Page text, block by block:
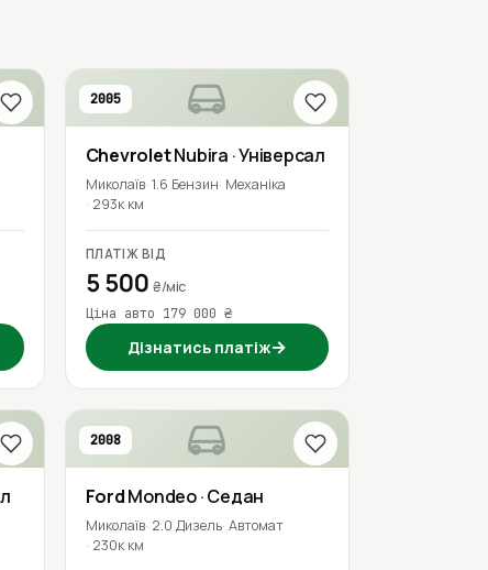
2005
ChevroletNubira · Універсал
Миколаїв 1.6 Бензин Механіка
293к км
ПЛАТІЖ ВІД
5 500 ₴/міс
Ціна авто 179 000 ₴
Дізнатись платіж→
2008
FordMondeo· Седан
Миколаїв 2.0 Дизель Автомат
230к км